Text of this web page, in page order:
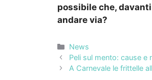
possibile che,
andare via?
Categorie
News
Peli sul mento: cause
A Carnevale le frittelle